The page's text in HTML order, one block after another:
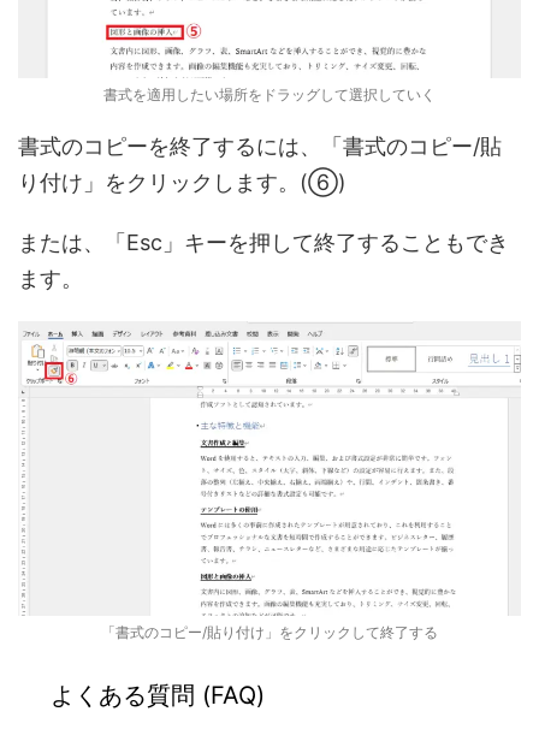
書式を適用したい場所をドラッグして選択していく
書式のコピーを終了するには、「書式のコピー/貼
り付け」をクリックします。(⑥)
または、「Esc」キーを押して終了することもでき
ます。
「書式のコピー/貼り付け」をクリックして終了する
よくある質問 (FAQ)